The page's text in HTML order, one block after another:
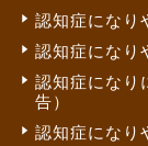
認知症になり
認知症になり
認知症になり
告）
認知症になり